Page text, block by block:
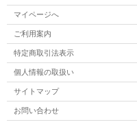
マイページへ
ご利用案内
特定商取引法表示
個人情報の取扱い
サイトマップ
お問い合わせ